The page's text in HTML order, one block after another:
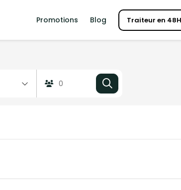
Promotions Blog Traiteur en 48H